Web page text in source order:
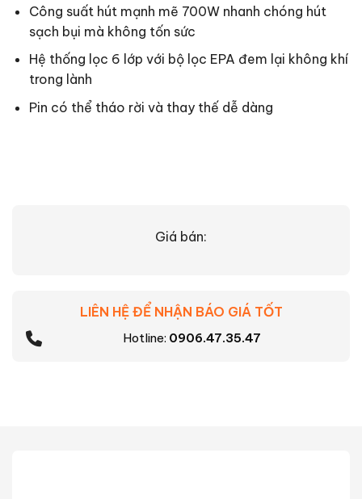
Công suất hút mạnh mẽ 700W nhanh chóng hút
sạch bụi mà không tốn sức
Hệ thống lọc 6 lớp với bộ lọc EPA đem lại không khí
trong lành
Pin có thể tháo rời và thay thế dễ dàng
Giá bán:
LIÊN HỆ ĐỂ NHẬN BÁO GIÁ TỐT
Hotline: 0906.47.35.47